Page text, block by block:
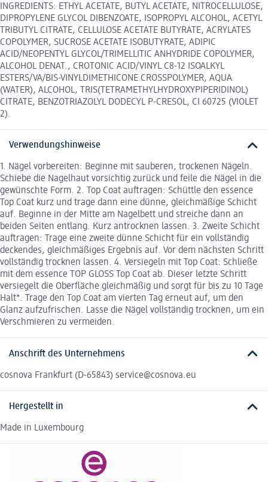
INGREDIENTS: ETHYL ACETATE, BUTYL ACETATE, NITROCELLULOSE,
DIPROPYLENE GLYCOL DIBENZOATE, ISOPROPYL ALCOHOL, ACETYL
TRIBUTYL CITRATE, CELLULOSE ACETATE BUTYRATE, ACRYLATES
COPOLYMER, SUCROSE ACETATE ISOBUTYRATE, ADIPIC
ACID/NEOPENTYL GLYCOL/TRIMELLITIC ANHYDRIDE COPOLYMER,
ALCOHOL DENAT., CROTONIC ACID/VINYL C8-12 ISOALKYL
ESTERS/VA/BIS-VINYLDIMETHICONE CROSSPOLYMER, AQUA
(WATER), ALCOHOL, TRIS(TETRAMETHYLHYDROXYPIPERIDINOL)
CITRATE, BENZOTRIAZOLYL DODECYL P-CRESOL, CI 60725 (VIOLET
2).
Verwendungshinweise
1. Nägel vorbereiten: Beginne mit sauberen, trockenen Nägeln.
Schiebe die Nagelhaut vorsichtig zurück und feile die Nägel in die
gewünschte Form. 2. Top Coat auftragen: Schüttle den essence
Top Coat kurz und trage dann eine dünne, gleichmäßige Schicht
auf. Beginne in der Mitte am Nagelbett und streiche dann an
beiden Seiten entlang. Kurz antrocknen lassen. 3. Zweite Schicht
auftragen: Trage eine zweite dünne Schicht für ein vollständig
deckendes, gleichmäßiges Ergebnis auf. Vor dem nächsten Schritt
vollständig trocknen lassen. 4. Versiegeln mit Top Coat: Schließe
mit dem essence TOP GLOSS Top Coat ab. Dieser letzte Schritt
versiegelt die Oberfläche gleichmäßig und sorgt für bis zu 10 Tage
Halt*. Trage den Top Coat am vierten Tag erneut auf, um den
Glanz aufzufrischen. Lasse die Nägel vollständig trocknen, um ein
Verschmieren zu vermeiden.
Anschrift des Unternehmens
cosnova Frankfurt (D-65843) service@cosnova.eu
Hergestellt in
Made in Luxembourg